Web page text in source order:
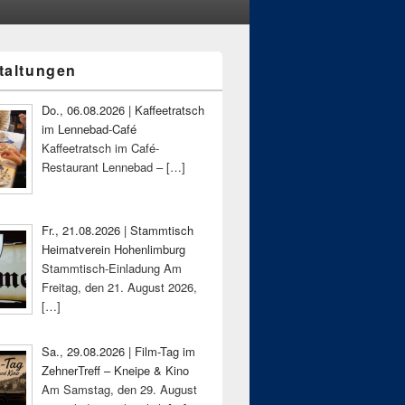
Do., 06.08.2026 | Kaffeetratsch
im Lennebad-Café
Kaffeetratsch im Café-
Restaurant Lennebad –[…]
Fr., 21.08.2026 | Stammtisch
Heimatverein Hohenlimburg
Stammtisch-Einladung Am
Freitag, den 21. August 2026,
[…]
Sa., 29.08.2026 | Film-Tag im
ZehnerTreff – Kneipe & Kino
Am Samstag, den 29. August